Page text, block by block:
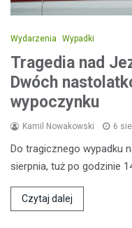
Wydarzenia Wypadki
Tragedia nad
Dwóch
wypoczynku
Kamil Nowakowski 6
Do tragicznego wypadku
sierpnia, tuż po godzinie
Czytaj dalej